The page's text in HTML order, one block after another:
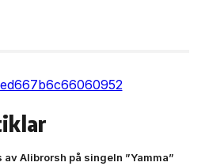
av Alibrorsh på singeln ”Yamma”